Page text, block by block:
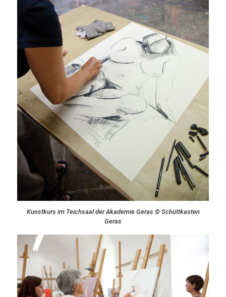
Kunstkurs im Teichsaal der Akademie Geras © Schüttkasten
Geras